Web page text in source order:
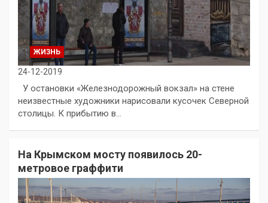
ЖИЗНЬ
24-12-2019
У остановки «Железнодорожный вокзал» на стене
неизвестные художники нарисовали кусочек Северной
столицы. К прибытию в…
На Крымском мосту появилось 20-
метровое граффити